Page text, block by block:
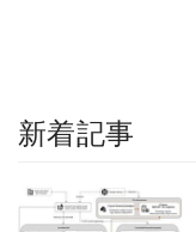
新着記事